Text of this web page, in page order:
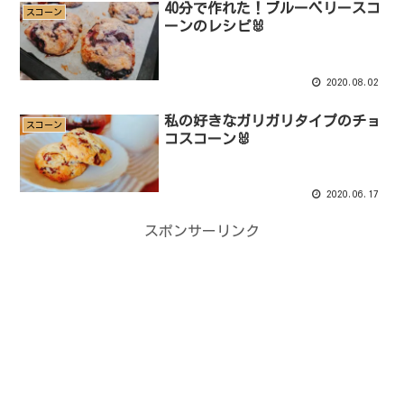
スコーン
40分で作れた！ブルーベリースコ
ーンのレシピ🐰
2020.08.02
スコーン
私の好きなガリガリタイプのチョ
コスコーン🐰
2020.06.17
スポンサーリンク